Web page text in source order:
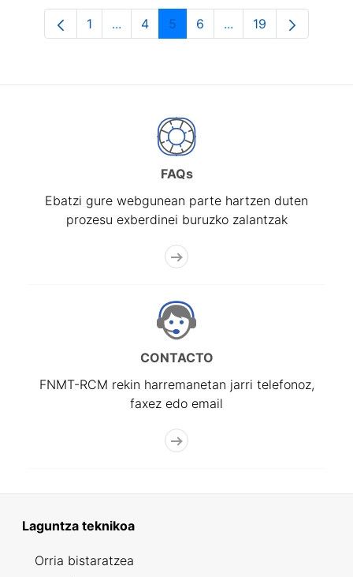
Orrialdea
1 ...Intermediate Pages Use TAB to
Orrialdea
4 Orrialdea
5 Orrialdea
6 ...Intermediate Pages
Orrialdea
19
FAQs
Ebatzi gure webgunean parte hartzen duten
prozesu exberdinei buruzko zalantzak
CONTACTO
FNMT-RCM rekin harremanetan jarri telefonoz,
faxez edo email
Laguntza teknikoa
Orria bistaratzea